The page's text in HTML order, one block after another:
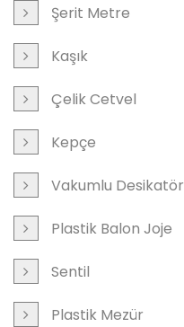
Şerit Metre
Kaşık
Çelik Cetvel
Kepçe
Vakumlu Desikatör
Plastik Balon Joje
Sentil
Plastik Mezür